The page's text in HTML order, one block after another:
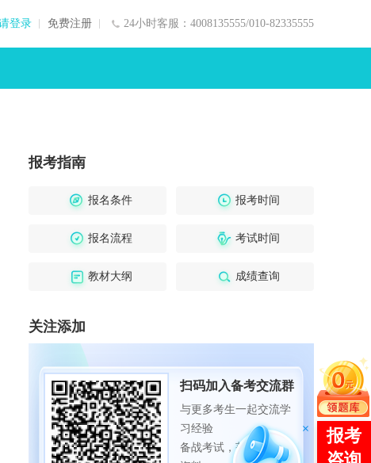
24小时客服：4008135555/010-82335555
登录 免费注册
报考指南
报名条件 报考时间
报名流程 考试时间
教材大纲 成绩查询
关注添加
扫码加入备考交流群
与更多考生一起交流学
习经验
备战考试，获取试题及